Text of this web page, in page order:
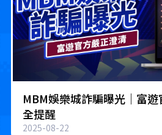
MBM娛樂城詐騙曝光｜富
全提醒
2025-08-22